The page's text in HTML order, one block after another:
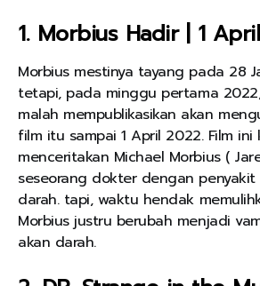
1. Morbius Hadir | 1 April
Morbius mestinya tayang pada 28
tetapi, pada minggu pertama
malah mempublikasikan akan
film itu sampai 1 April 2022. Film
menceritakan Michael Morbius (
seseorang dokter dengan
darah. tapi, waktu hendak
Morbius justru berubah menjadi
akan darah.